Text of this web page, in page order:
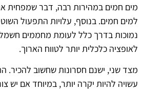
מים חמים במהירות רבה, דבר שמפחית
למים חמים. בנוסף, עלויות התפעול
נמוכות בדרך כלל לעומת מחממים
לאופציה כלכלית יותר לטווח הארוך.
מצד שני, ישנם חסרונות שחשוב
עשויה להיות יקרה יותר, במיוחד אם יש